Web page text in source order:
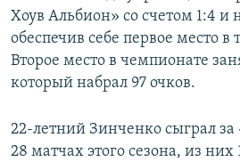
Хоув Альбион» со счетом 1:4 и
обеспечив себе первое место
Второе место в чемпионате
который набрал 97 очков.
22-летний Зинченко сыграл
28 матчах этого сезона, из